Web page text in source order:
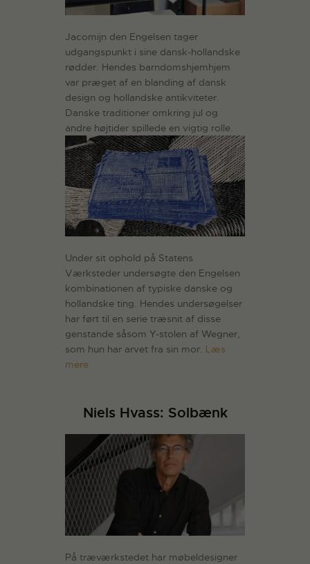
Jacomijn den Engelsen tager
udgangspunkt i sine dansk-hollandske
rødder. Hendes barndomshjemhjem
var præget af en blanding af dansk
design og hollandske antikviteter.
Danske traditioner omkring jul og
andre højtider spillede en vigtig rolle.
Under sit ophold på Statens
Værksteder undersøgte den Engelsen
kombinationen af ​​typiske danske og
hollandske ting. Hendes undersøgelser
har ført til en serie træsnit af disse
genstande såsom Y-stolen af Wegner,
som hun har arvet fra sin mor. Læs
mere
Niels Hvass: Solbænk
På træværkstedet har møbeldesigner